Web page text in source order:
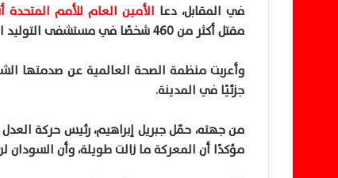
في المقابل، دعا الأمين العام للأمم
مقتل أكثر من 460 شخصًا في مستشفى التوليد السعودي في الفاشر نتيجة الهجمات الأخيرة.
وأعربت منظمة الصحة العالمية عن صدمتها
جزئيًا في المدينة.
من جهته، حمّل جبريل إبراهيم، رئيس حركة
مؤكدًا أن المعركة ما زالت طويلة، وأن